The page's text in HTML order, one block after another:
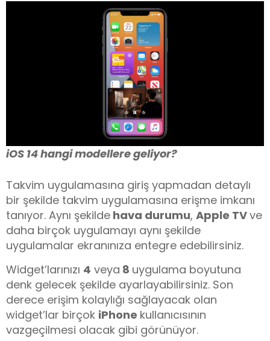
iOS 14 hangi modellere geliyor?
Takvim uygulamasına giriş yapmadan detaylı
bir şekilde takvim uygulamasına erişme imkanı
tanıyor. Aynı şekilde hava durumu, Apple TVve
daha birçok uygulamayı aynı şekilde
uygulamalar ekranınıza entegre edebilirsiniz.
Widget’larınızı 4 veya 8 uygulama boyutuna
denk gelecek şekilde ayarlayabilirsiniz. Son
derece erişim kolaylığı sağlayacak olan
widget’lar birçok iPhone kullanıcısının
vazgeçilmesi olacak gibi görünüyor.